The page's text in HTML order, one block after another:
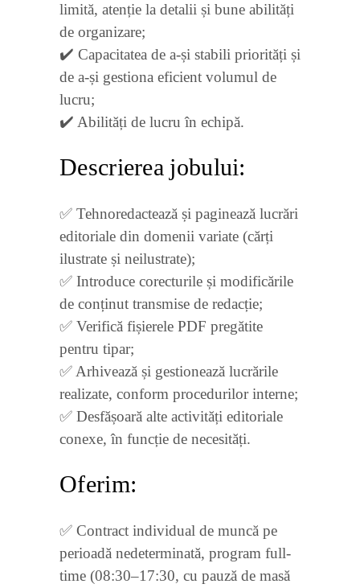
limită, atenție la detalii și bune abilități
de organizare;
✔️ Capacitatea de a-și stabili priorități și
de a-și gestiona eficient volumul de
lucru;
✔️ Abilități de lucru în echipă.
Descrierea jobului:
✅ Tehnoredactează și paginează lucrări
editoriale din domenii variate (cărți
ilustrate și neilustrate);
✅ Introduce corecturile și modificările
de conținut transmise de redacție;
✅ Verifică fișierele PDF pregătite
pentru tipar;
✅ Arhivează și gestionează lucrările
realizate, conform procedurilor interne;
✅ Desfășoară alte activități editoriale
conexe, în funcție de necesități.
Oferim:
✅ Contract individual de muncă pe
perioadă nedeterminată, program full-
time (08:30–17:30, cu pauză de masă